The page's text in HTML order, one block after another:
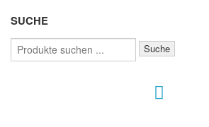
SUCHE
Suchen
nach:
Suche